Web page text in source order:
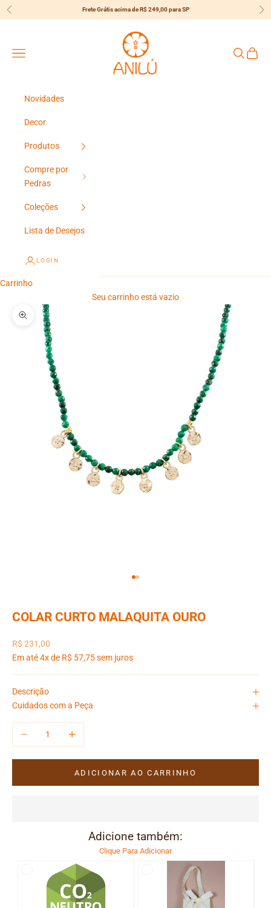
Pular para o conteúdo
Anterior Frete Grátis acima de R$ 249,00 para SP
Anilú
Menu
Pesquisar
Novidades
Decor
Produtos
Compre por
Pedras
Coleções
Lista de Desejos
LOGIN
Carrinho
Seu carrinho está vazio
Zoom na imagem
Ir para item 1
Ir para item 2
COLAR CURTO MALAQUITA OURO
Preço promocional
R$ 231,00
Em até 4x de R$ 57,75 sem juros
Descrição
Cuidados com a Peça
ADICIONAR AO CARRINHO
Adicione também:
Clique Para Adicionar
{{currency}}{{discount}} undefined
View Cart